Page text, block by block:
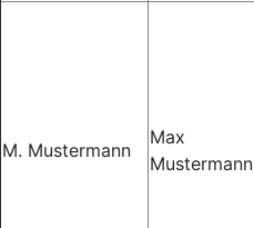
M. Mustermann
Max
Mustermann